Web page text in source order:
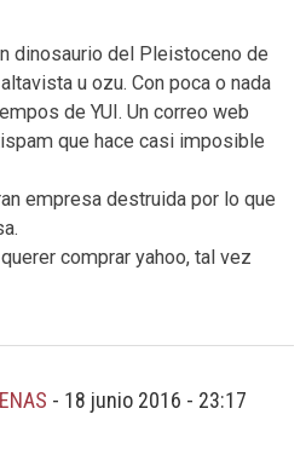
dinosaurio del Pleistoceno de
u ozu. Con poca o nada
de YUI. Un correo web
que hace casi imposible
empresa destruida por lo que
comprar yahoo, tal vez
- 18 junio 2016 - 23:17